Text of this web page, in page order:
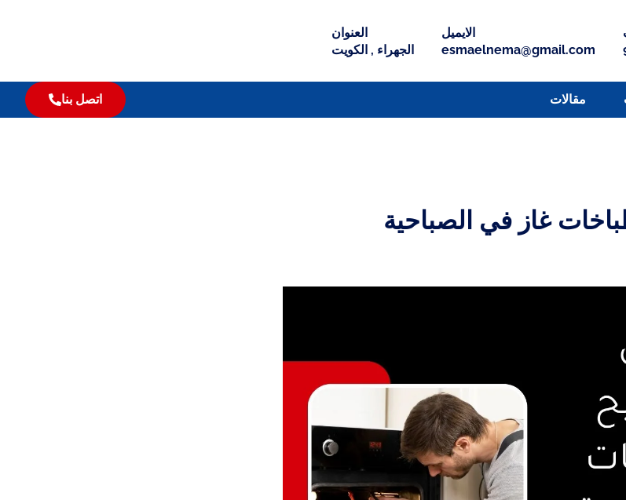
الايميل
esmaelnema@gmail.com
العنوان
الجهراء , الكويت
مقالات اتصل بنا
غاز في الصباحية